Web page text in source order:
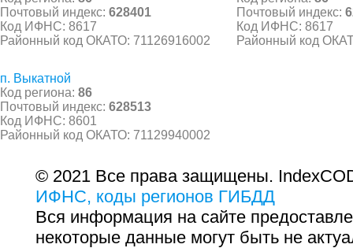
Почтовый индекс: 628401
Код ИФНС: 8617
Районный код ОКАТО: 71126916002
Почтовый индекс:
Код ИФНС: 8617
Районный код
п. Выкатной
Код региона: 86
Почтовый индекс: 628513
Код ИФНС: 8601
Районный код ОКАТО: 71129940002
© 2021 Все права защищены.
ИФНС, коды регионов ГИБДД
Вся информация на сайте
некоторые данные могут быть не